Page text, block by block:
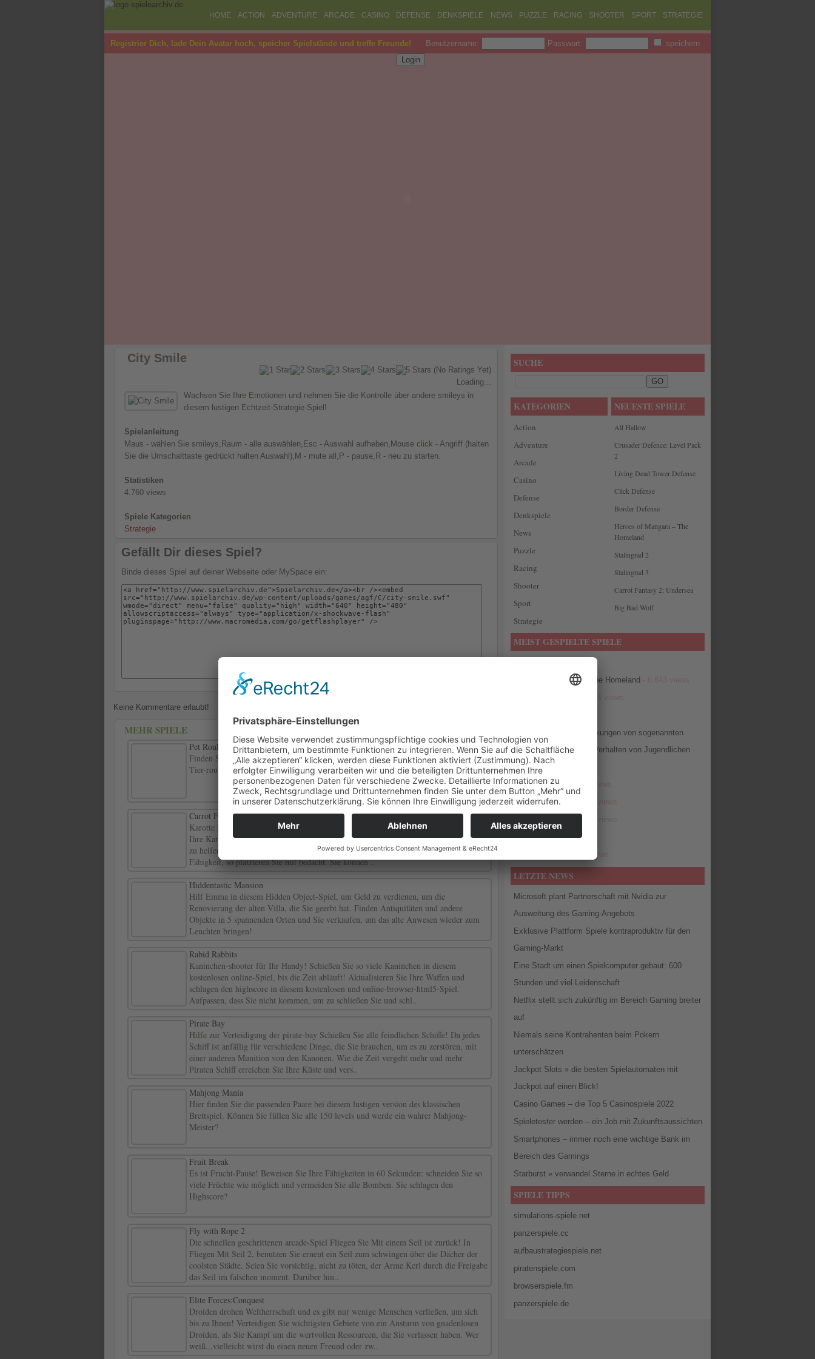
HOME ACTION ADVENTURE ARCADE CASINO DEFENSE DENKSPIELE NEWS PUZZLE RACING SHOOTER SPORT STRATEGIE
Registrier Dich, lade Dein Avatar hoch, speicher Spielstände und treffe Freunde! Benutzername: Passwort: speichern
City Smile
(No Ratings Yet)
Loading...
Wachsen Sie Ihre Emotionen und nehmen Sie die Kontrolle über andere smileys in
diesem lustigen Echtzeit-Strategie-Spiel!
Spielanleitung
Maus - wählen Sie smileys,Raum - alle auswählen,Esc - Auswahl aufheben,Mouse click - Angriff (halten
Sie die Umschalttaste gedrückt halten Auswahl),M - mute all,P - pause,R - neu zu starten.
Statistiken
4.760 views
Spiele Kategorien
Strategie
Gefällt Dir dieses Spiel?
Binde dieses Spiel auf deiner Webseite oder MySpace ein:
Keine Kommentare erlaubt!
MEHR SPIELE
Pet Roulette
Finden Sie heraus, welche cute pet Schicksal im Speicher für Sie in diesem lustigen
Tier-roulette und dress up Spiel!
Carrot Fantasy Extreme
Karotte Fantasy Extreme ist ein fantasy-Themen tower defense Spiel! Schützen Sie
Ihre Karotte von verschiedenen Monstern, indem verschiedene Kreaturen auf dem Weg
zu helfen, verlangsamen und die Feinde anzugreifen. Jede Kreatur hat eine andere
Fähigkeit, so platzieren Sie mit bedacht. Sie können ..
Hiddentastic Mansion
Hilf Emma in diesem Hidden Object-Spiel, um Geld zu verdienen, um die
Renovierung der alten Villa, die Sie geerbt hat. Finden Antiquitäten und andere
Objekte in 5 spannenden Orten und Sie verkaufen, um das alte Anwesen wieder zum
Leuchten bringen!
Rabid Rabbits
Kaninchen-shooter für Ihr Handy! Schießen Sie so viele Kaninchen in diesem
kostenlosen online-Spiel, bis die Zeit abläuft! Aktualisieren Sie Ihre Waffen und
schlagen den highscore in diesem kostenlosen und online-browser-html5-Spiel.
Aufpassen, dass Sie nicht kommen, um zu schließen Sie und schl..
Pirate Bay
Hilfe zur Verteidigung der pirate-bay Schießen Sie alle feindlichen Schiffe! Da jedes
Schiff ist anfällig für verschiedene Dinge, die Sie brauchen, um es zu zerstören, mit
einer anderen Munition von den Kanonen. Wie die Zeit vergeht mehr und mehr
Piraten Schiff erreichen Sie Ihre Küste und vers..
Mahjong Mania
Hier finden Sie die passenden Paare bei diesem lustigen version des klassischen
Brettspiel. Können Sie füllen Sie alle 150 levels und werde ein wahrer Mahjong-
Meister?
Fruit Break
Es ist Frucht-Pause! Beweisen Sie Ihre Fähigkeiten in 60 Sekunden: schneiden Sie so
viele Früchte wie möglich und vermeiden Sie alle Bomben. Sie schlagen den
Highscore?
Fly with Rope 2
Die schnellen geschrittenen arcade-Spiel Fliegen Sie Mit einem Seil ist zurück! In
Fliegen Mit Seil 2, benutzen Sie erneut ein Seil zum schwingen über die Dächer der
coolsten Städte. Seien Sie vorsichtig, nicht zu töten, der Arme Kerl durch die Freigabe
das Seil im falschen moment. Darüber hin..
Elite Forces:Conquest
Droiden drohen Weltherrschaft und es gibt nur wenige Menschen verließen, um sich
bis zu Ihnen! Verteidigen Sie wichtigsten Gebiete von ein Ansturm von gnadenlosen
Droiden, als Sie Kampf um die wertvollen Ressourcen, die Sie verlassen haben. Wer
weiß...vielleicht wirst du einen neuen Freund oder zw..
SUCHE
NEUESTE SPIELE
All Hallow
Crusader Defence: Level Pack
2
Living Dead Tower Defense
Click Defense
Border Defense
Heroes of Mangara – The
Homeland
Stalingrad 2
Stalingrad 3
Carrot Fantasy 2: Undersea
Big Bad Wolf
KATEGORIEN
Action
Adventure
Arcade
Casino
Defense
Denkspiele
News
Puzzle
Racing
Shooter
Sport
Strategie
MEIST GESPIELTE SPIELE
- 7.000 views
Heroes of Mangara – The Homeland
Keine negativen Auswirkungen von sogenannten
Gewaltspielen auf das Verhalten von Jugendlichen
6.367 views
Click Defense
Border Defense
Lost- 5.855 views
- 5.750 views
LETZTE NEWS
Microsoft plant Partnerschaft mit Nvidia zur
Ausweitung des Gaming-Angebots
Exklusive Plattform Spiele kontraproduktiv für den
Gaming-Markt
Eine Stadt um einen Spielcomputer gebaut: 600
Stunden und viel Leidenschaft
Netflix stellt sich zukünftig im Bereich Gaming breiter
auf
Niemals seine Kontrahenten beim Pokern
unterschätzen
Jackpot Slots » die besten Spielautomaten mit
Jackpot auf einen Blick!
Casino Games – die Top 5 Casinospiele 2022
Spieletester werden – ein Job mit Zukunftsaussichten
Smartphones – immer noch eine wichtige Bank im
Bereich des Gamings
Starburst » verwandel Sterne in echtes Geld
SPIELE TIPPS
simulations-spiele.net
panzerspiele.cc
aufbaustrategiespiele.net
piratenspiele.com
browserspiele.fm
panzerspiele.de